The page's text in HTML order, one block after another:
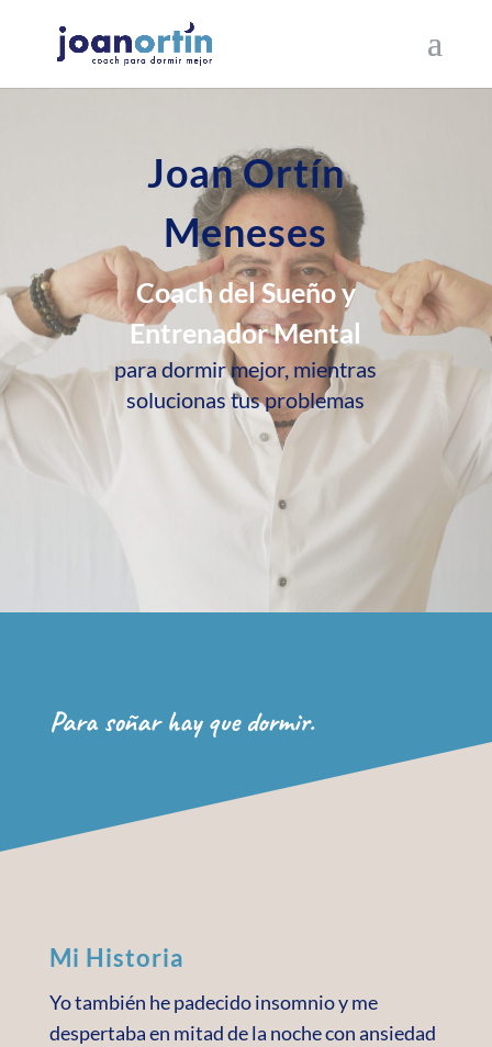
Joan Ortín
Meneses
Coach del Sueño y
Entrenador Mental
para dormir mejor, mientras
solucionas tus problemas
Para soñar hay que dormir.
Mi Historia
Yo también he padecido insomnio y me
despertaba en mitad de la noche con ansiedad